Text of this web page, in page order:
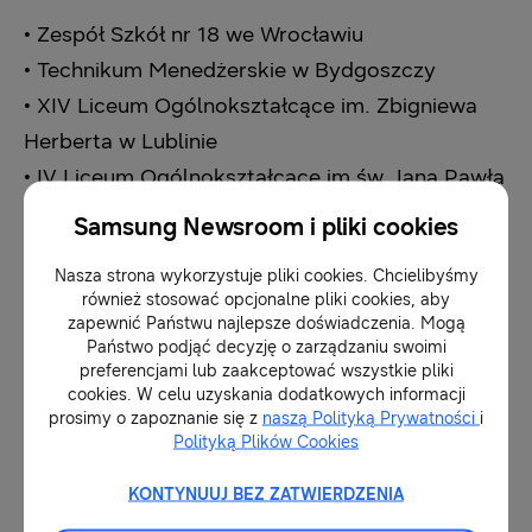
• Zespół Szkół nr 18 we Wrocławiu
• Technikum Menedżerskie w Bydgoszczy
• XIV Liceum Ogólnokształcące im. Zbigniewa
Herberta w Lublinie
• IV Liceum Ogólnokształcące im św. Jana Pawła
II w Jaśle
• V Liceum Ogólnokształcące w Bielsku-Białej
• Zespół Szkół Elektronicznych im. Ignacego
Domeyki w Bolesławcu
• Zespół Szkół Technicznych i
Ogólnokształcących im. Stefana Banacha w
Jarosławiu
Tarnobrzegu
Samsung Newsroom i pliki cookies
Nasza strona wykorzystuje pliki cookies. Chcielibyśmy
również stosować opcjonalne pliki cookies, aby
zapewnić Państwu najlepsze doświadczenia. Mogą
Państwo podjąć decyzję o zarządzaniu swoimi
preferencjami lub zaakceptować wszystkie pliki
cookies. W celu uzyskania dodatkowych informacji
prosimy o zapoznanie się z naszą Polityką Prywatności i
Polityką Plików Cookies
KONTYNUUJ BEZ ZATWIERDZENIA